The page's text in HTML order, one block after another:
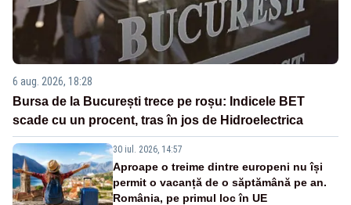
6 aug. 2026, 18:28
Bursa de la București trece pe roșu: Indicele BET
scade cu un procent, tras în jos de Hidroelectrica
30 iul. 2026, 14:57
Aproape o treime dintre europeni nu își
permit o vacanță de o săptămână pe an.
România, pe primul loc în UE